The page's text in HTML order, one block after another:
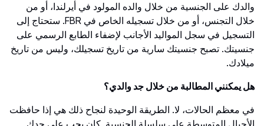
والدك على الجنسية من خلال والده المولود في أيرلندا، أو من
خلال التجنس، أو من خلال تسجيله الخاص في FBR. ستحتاج إلى
التسجيل في سجل المواليد الأجانب لإضفاء الطابع الرسمي على
جنسيتك. تصبح جنسيتك سارية من تاريخ تسجيلك، وليس من تاريخ
ميلادك.
هل يمكنني المطالبة من خلال جد والدي؟
في معظم الحالات، لا. الطريقة الوحيدة لنجاح ذلك هي إذا حافظت
الأجيال المتوسطة على سلسلة الجنسية. كان يجب على جدك